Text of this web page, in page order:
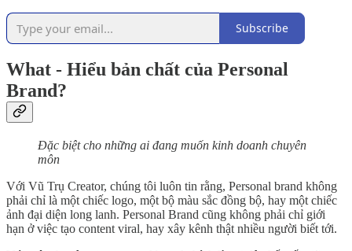
Subscribe
What - Hiểu bản chất của Personal
Brand?
Đặc biệt cho những ai đang muốn kinh doanh chuyên
môn
Với Vũ Trụ Creator, chúng tôi luôn tin rằng, Personal brand không
phải chỉ là một chiếc logo, một bộ màu sắc đồng bộ, hay một chiếc
ảnh đại diện long lanh. Personal Brand cũng không phải chỉ giới
hạn ở việc tạo content viral, hay xây kênh thật nhiều người biết tới.